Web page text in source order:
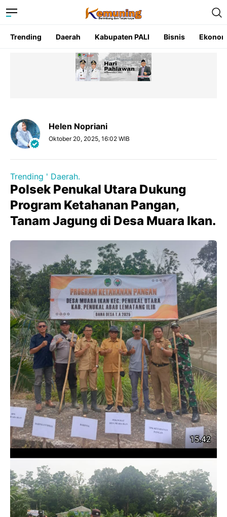
Trending Daerah Kabupaten PALI Bisnis
Helen Nopriani
Oktober 20, 2025, 16:02 WIB
Trending ' Daerah.
Polsek Penukal Utara Dukung
Program Ketahanan Pangan,
Tanam Jagung di Desa Muara Ikan.